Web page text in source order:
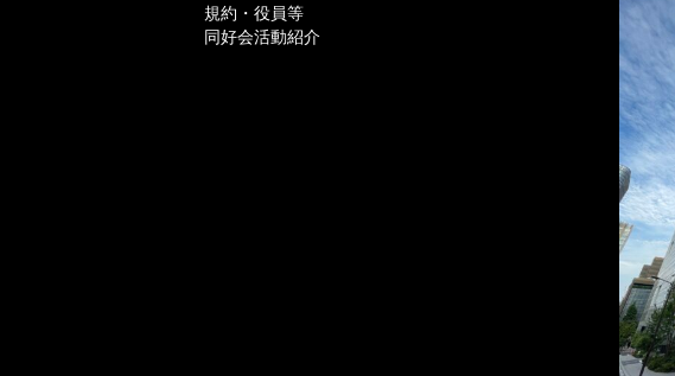
規約・役員等
同好会活動紹介